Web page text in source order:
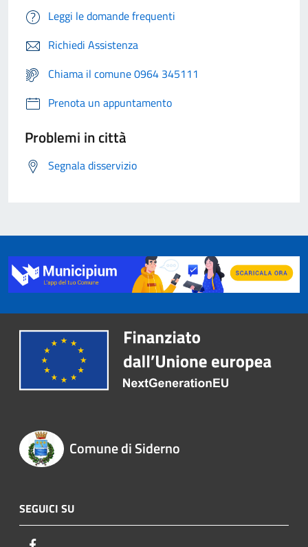
Leggi le domande frequenti
Richiedi Assistenza
Chiama il comune 0964 345111
Prenota un appuntamento
Problemi in città
Segnala disservizio
Comune di Siderno
SEGUICI SU